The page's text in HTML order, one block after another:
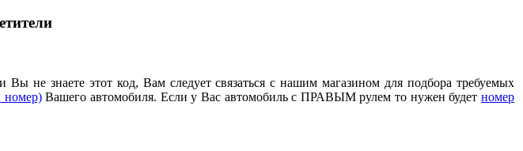
не знаете этот код, Вам следует связаться с нашим магазином для подбора требуемых
Вашего автомобиля. Если у Вас автомобиль с ПРАВЫМ рулем то нужен будетномер